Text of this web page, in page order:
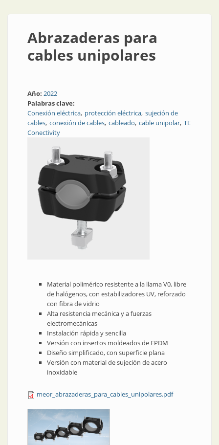
Abrazaderas para
cables unipolares
Año: 2022
Palabras clave:
Conexión eléctrica protección eléctrica sujeción de
cables conexión de cables cableado cable unipolar TE
Conectivity
Material polimérico resistente a la llama V0, libre
de halógenos, con estabilizadores UV, reforzado
con fibra de vidrio
Alta resistencia mecánica y a fuerzas
electromecánicas
Instalación rápida y sencilla
Versión con insertos moldeados de EPDM
Diseño simplificado, con superficie plana
Versión con material de sujeción de acero
inoxidable
meor_abrazaderas_para_cables_unipolares.pdf